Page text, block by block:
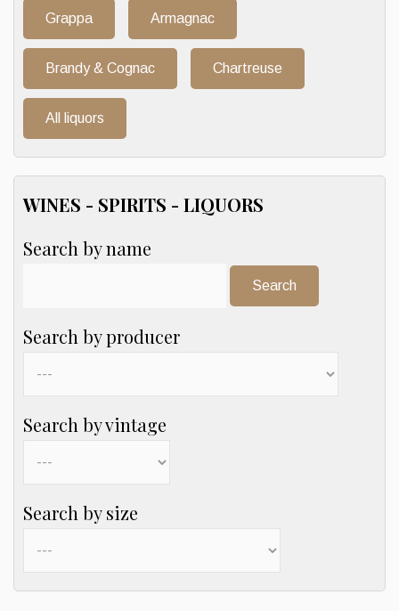
Grappa Armagnac
Brandy & Cognac Chartreuse
All liquors
WINES - SPIRITS - LIQUORS
Search by name
Search by producer
Search by vintage
Search by size